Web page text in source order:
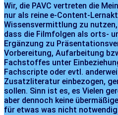
Wir, die PAVC vertreten die
nur als reine e-Content-
Wissensvermittlung zu
dass die Filmfolgen als orts-
Ergänzung zu
Vorbereitung, Aufarbeitung
Fachstoffes unter
Fachscripte oder evtl.
Zusatzliteratur einbezogen,
sollen. Sinn ist es, es Vielen
aber dennoch keine
für etwas was nicht